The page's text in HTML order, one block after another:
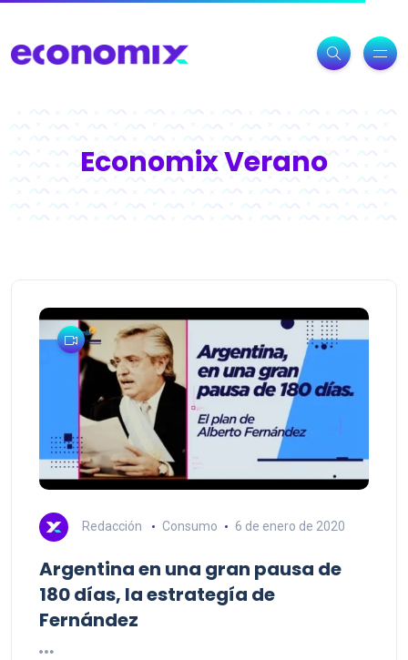
Economix Verano
Redacción Consumo 6 de enero de 2020
Argentina en una gran pausa de
180 días, la estrategía de
Fernández